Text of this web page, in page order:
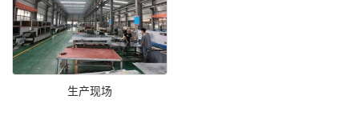
生产现场